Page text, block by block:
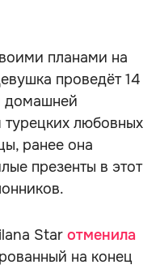
планами на
проведёт 14
домашней
любовных
ранее она
презенты в этот
Star отменила
на конец